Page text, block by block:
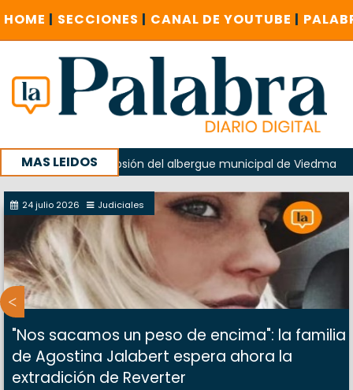
HOME | SECCIONES | CANAL DE YOUTUBE |
MAS LEIDOS
en la explosión del albergue municipal de Viedma La
con un encuentro provincial en Roca
24 julio 2026 Judiciales
"Nos sacamos un peso de encima": la familia
de Agostina Jalabert espera ahora la
extradición de Reverter